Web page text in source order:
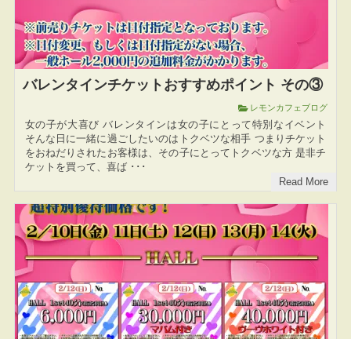
バレンタインチケットおすすめポイント その③
レモンカフェブログ
女の子が大喜び バレンタインは女の子にとって特別なイベント
そんな日に一緒に過ごしたいのはトクベツな相手 つまりチケット
をおねだりされたお客様は、その子にとってトクベツな方 是非チ
ケットを買って、喜ば ･･･
Read More